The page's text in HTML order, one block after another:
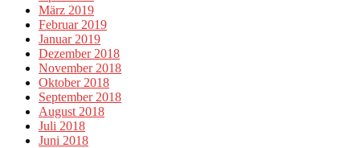
März 2019
Februar 2019
Januar 2019
Dezember 2018
November 2018
Oktober 2018
September 2018
August 2018
Juli 2018
Juni 2018